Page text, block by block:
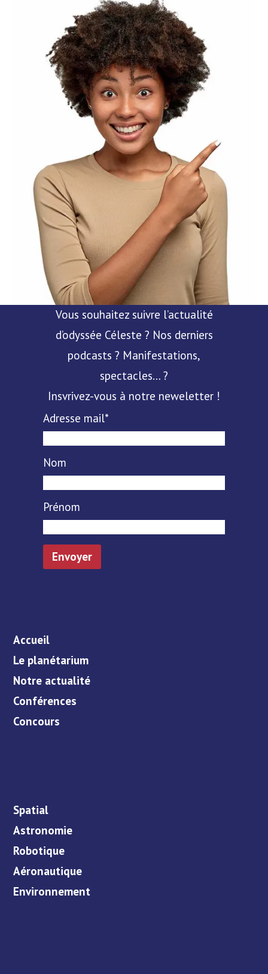
Vous souhaitez suivre l’actualité
d’odyssée Céleste ? Nos derniers
podcasts ? Manifestations,
spectacles… ?
Insvrivez-vous à notre neweletter !
Adresse mail*
Nom
Prénom
Accueil
Le planétarium
Notre actualité
Conférences
Concours
Spatial
Astronomie
Robotique
Aéronautique
Environnement